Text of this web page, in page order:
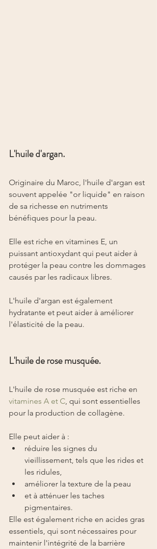
L'huile d'argan.
Originaire du Maroc, l'huile d'argan est
souvent appelée "or liquide" en raison
de sa richesse en nutriments
bénéfiques pour la peau.
Elle est riche en vitamines E, un
puissant antioxydant qui peut aider à
protéger la peau contre les dommages
causés par les radicaux libres.
L'huile d'argan est également
hydratante et peut aider à améliorer
l'élasticité de la peau.
L'huile de rose musquée.
L'huile de rose musquée est riche en
vitamines A et C, qui sont essentielles
pour la production de collagène.
Elle peut aider à :
réduire les signes du
vieillissement, tels que les rides et
les ridules,
améliorer la texture de la peau
et à atténuer les taches
pigmentaires.
Elle est également riche en acides gras
essentiels, qui sont nécessaires pour
maintenir l'intégrité de la barrière